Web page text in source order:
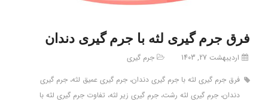
فرق جرم گیری لثه با جرم گیری دندان
اردیبهشت 27, 1403
جرم گیری
فرق جرم گیری لثه با جرم گیری دندان، جرم گیری عمیق لثه، جرم گیری
دندان، جرم گیری لثه رشت، جرم گیری زیر لثه، تفاوت جرم گیری لثه با